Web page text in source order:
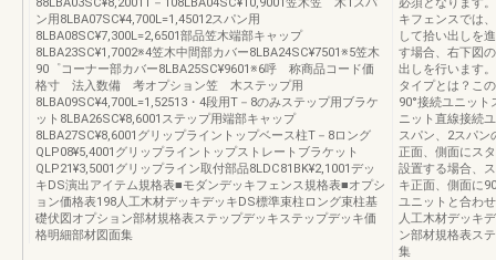
ン用8LBA07SC¥4,700L=1,45012スパン用
8LBA08SC¥7,300L=2,6501部品笠木端部キャップ
8LBA23SC¥1,7002※4笠木中間部カバー8LBA24SC¥7501※5笠木
90゜コーナー部カバー8LBA25SC¥9601※6呼 称商品コード価
格寸 法入数備 考オプション笠 木ステップ用
8LBA09SC¥4,700L=1,52513・4段用T－8のみステップ用ブラケ
ット8LBA26SC¥8,6001ステップ用端部キャップ
8LBA27SC¥8,6001グリップライントップベース柱T－8ロング
QLP08¥5,4001グリップライントップストレートブラケット
QLP21¥3,5001グリップライン取付部品8LDC81BK¥2,1001デッ
キDS演出アイテム規格表■モダンデッキフェンス規格表■オプシ
ョン価格表198人工木材デッキデッキDS標準束柱ロング束柱基
礎伏図オプション部材規格表ステップデッキステップデッキ価
格明細部材図面集
キフェンスでは
して拾い出しを
す場合、右下図
出しを行います
タイプとは？こ
90°接続ユニッ
ニット直線接続
スパン、2スパン
正面、側面にス
設置する場合、
キ正面、側面に
ユニットと合わ
人工木材デッキ
ン部材規格表ス
集